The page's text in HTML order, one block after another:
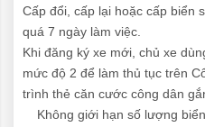
Cấp đổi, cấp lại hoặc cấp biển
quá 7 ngày làm việc.
Khi đăng ký xe mới, chủ xe
mức độ 2 để làm thủ tục trên
trình thẻ căn cước công dân
Không giới hạn số lượng